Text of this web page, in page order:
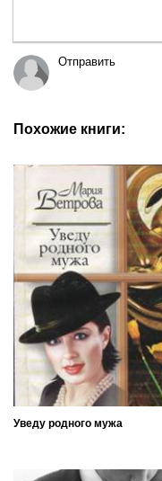
Отправить
Похожие книги:
Уведу родного мужа